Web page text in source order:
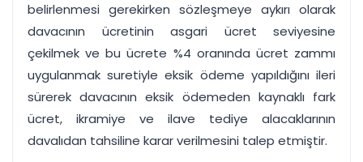
belirlenmesi gerekirken sözleşmeye aykırı olarak
davacının ücretinin asgari ücret seviyesine
çekilmek ve bu ücrete %4 oranında ücret zammı
uygulanmak suretiyle eksik ödeme yapıldığını ileri
sürerek davacının eksik ödemeden kaynaklı fark
ücret, ikramiye ve ilave tediye alacaklarının
davalıdan tahsiline karar verilmesini talep etmiştir.